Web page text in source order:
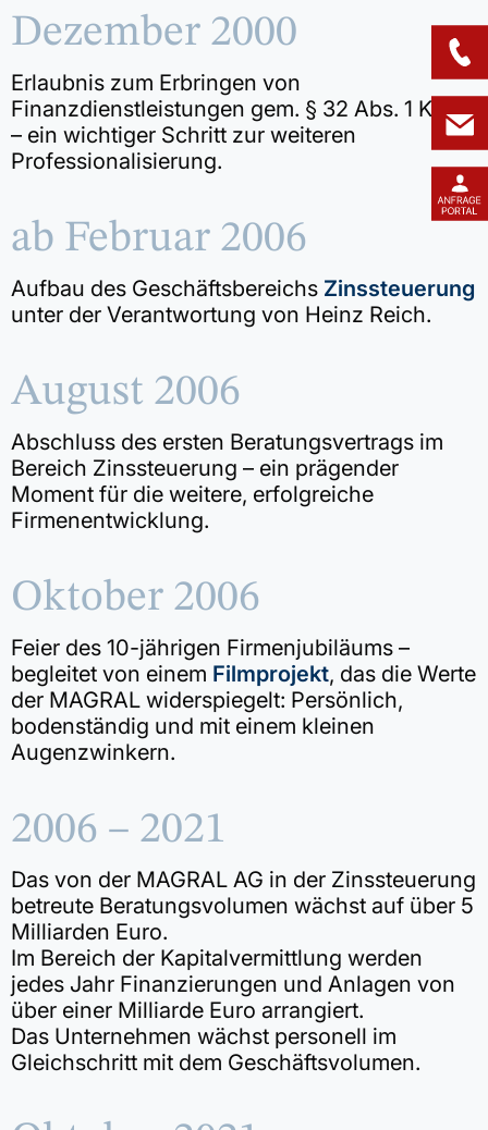
Dezember 2000
Erlaubnis zum Erbringen von
Finanzdienstleistungen gem. § 32 Abs. 1 KWG
– ein wichtiger Schritt zur weiteren
Professionalisierung.
ab Februar 2006
Aufbau des Geschäftsbereichs Zinssteuerung
unter der Verantwortung von Heinz Reich.
August 2006
Abschluss des ersten Beratungsvertrags im
Bereich Zinssteuerung – ein prägender
Moment für die weitere, erfolgreiche
Firmenentwicklung.
Oktober 2006
Feier des 10-jährigen Firmenjubiläums –
begleitet von einem Filmprojekt, das die Werte
der MAGRAL widerspiegelt: Persönlich,
bodenständig und mit einem kleinen
Augenzwinkern.
2006 – 2021
Das von der MAGRAL AG in der Zinssteuerung
betreute Beratungsvolumen wächst auf über 5
Milliarden Euro.
Im Bereich der Kapitalvermittlung werden
jedes Jahr Finanzierungen und Anlagen von
über einer Milliarde Euro arrangiert.
Das Unternehmen wächst personell im
Gleichschritt mit dem Geschäftsvolumen.